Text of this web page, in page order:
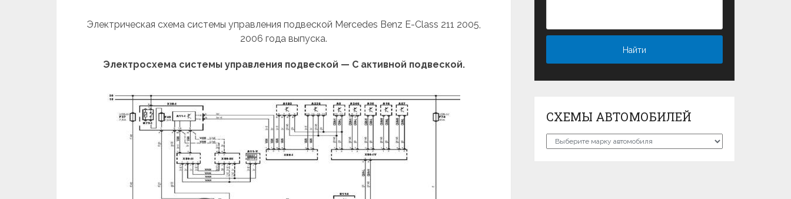
Электрическая схема системы управления подвеской Mercedes Benz E-Class 211 2005,
2006 года выпуска.
Электросхема системы управления подвеской — С активной подвеской.
СХЕМЫ АВТОМОБИЛЕЙ
Схемы